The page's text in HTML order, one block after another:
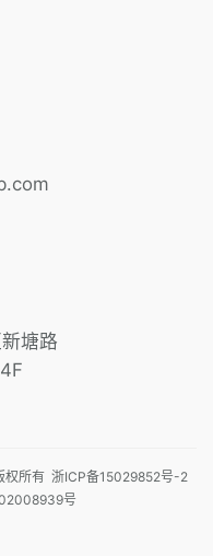
塘路
权所有 浙ICP备15029852号-2
号